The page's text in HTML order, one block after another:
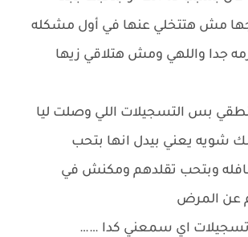
مش هتتخلي عنها في أول مشكله
جدا واللهي ومش هتلاقي زيها
بس التسجيلات اللي وصلت ليا
شويه يعني بيدل انها بتحب
وبتحب تقلدهم ومكنش في
عن المرض
اي سمعني كدا ……